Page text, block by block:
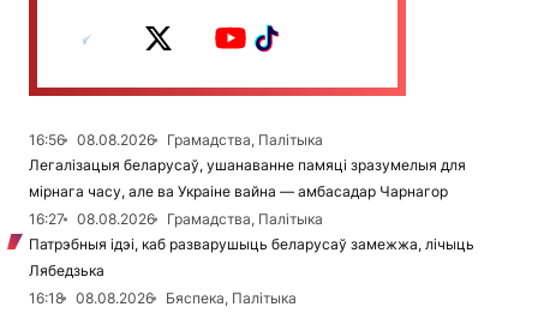
16:56 08.08.2026
Грамадства, Палітыка
Легалізацыя беларусаў, ушанаванне памяці зразумелыя для
мірнага часу, але ва Украіне вайна — амбасадар Чарнагор
16:27
08.08.2026
Грамадства, Палітыка
Патрэбныя ідэі, каб разварушыць беларусаў замежжа, лічыць
Лябедзька
16:18
08.08.2026
Бяспека, Палітыка